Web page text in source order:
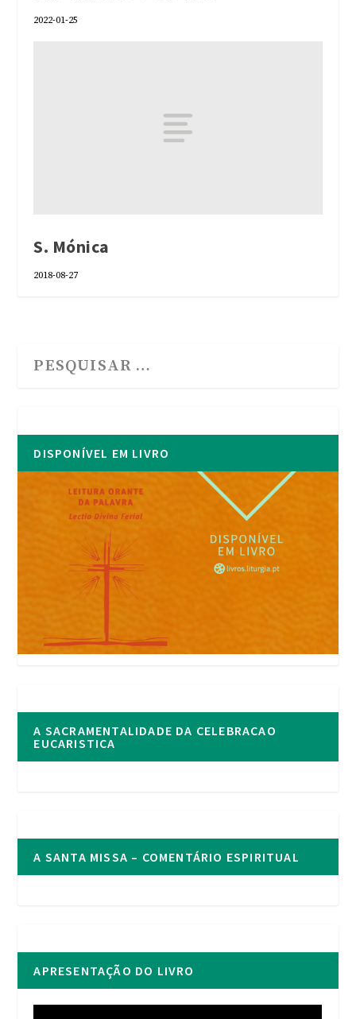
2022-01-25
S. Mónica
2018-08-27
DISPONÍVEL EM LIVRO
A SACRAMENTALIDADE DA CELEBRACAO
EUCARISTICA
A SANTA MISSA – COMENTÁRIO ESPIRITUAL
APRESENTAÇÃO DO LIVRO